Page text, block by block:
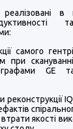
реалізовані
самого
при
GE
якості